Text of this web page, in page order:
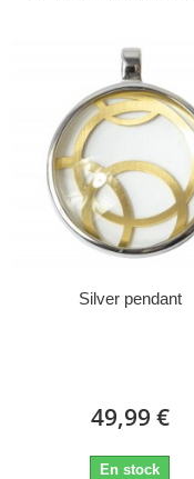
Silver pendant
49,99 €
En stock